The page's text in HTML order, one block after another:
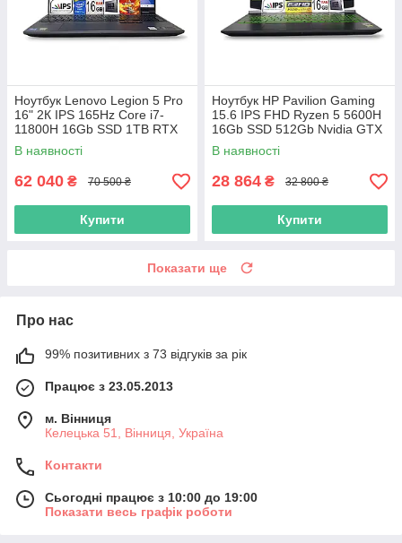
Ноутбук Lenovo Legion 5 Pro
16" 2К IPS 165Hz Core i7-
11800H 16Gb SSD 1TB RTX
3070 8GB
В наявності
62 040 ₴ 70 500 ₴
Купити
Ноутбук HP Pavilion Gaming
15.6 IPS FHD Ryzen 5 5600H
16Gb SSD 512Gb Nvidia GTX
1650 4GB
В наявності
28 864 ₴ 32 800 ₴
Купити
Показати ще
Про нас
99% позитивних з 73 відгуків за рік
Працює з 23.05.2013
м. Вінниця
Келецька 51, Вінниця, Україна
Контакти
Сьогодні працює з 10:00 до 19:00
Показати весь графік роботи